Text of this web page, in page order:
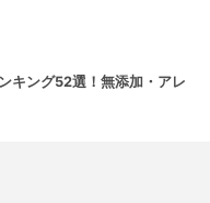
キング52選！無添加・アレ